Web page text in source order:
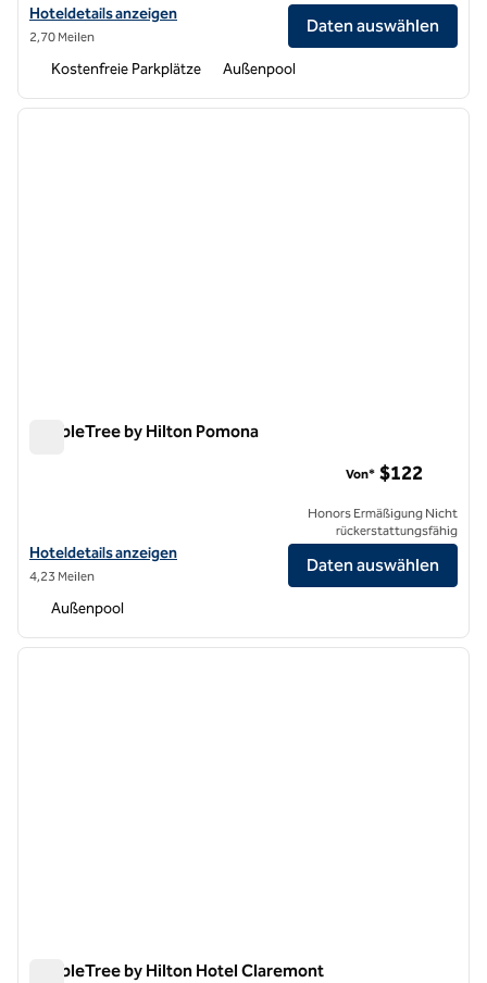
Hoteldetails für das Hilton Garden Inn Pomona anzeigen
Hoteldetails anzeigen
2,70 Meilen
Daten auswählen
Kostenfreie Parkplätze Außenpool
1 von 12
DoubleTree by Hilton Pomona
Hoteldetails für DoubleTree by Hilton Pomona anzeigen
Hoteldetails anzeigen
4,23 Meilen
Von* $122
Honors Ermäßigung Nicht
rückerstattungsfähig
Daten auswählen
Außenpool
1 von 12
DoubleTree by Hilton Hotel Claremont